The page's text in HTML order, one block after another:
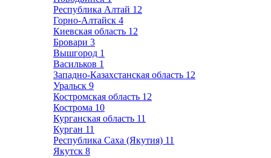
Республика Алтай 12
Горно-Алтайск 4
Киевская область 12
Бровари 3
Вышгород 1
Васильков 1
Западно-Казахстанская область 12
Уральск 9
Костромская область 12
Кострома 10
Курганская область 11
Курган 11
Республика Саха (Якутия) 11
Якутск 8